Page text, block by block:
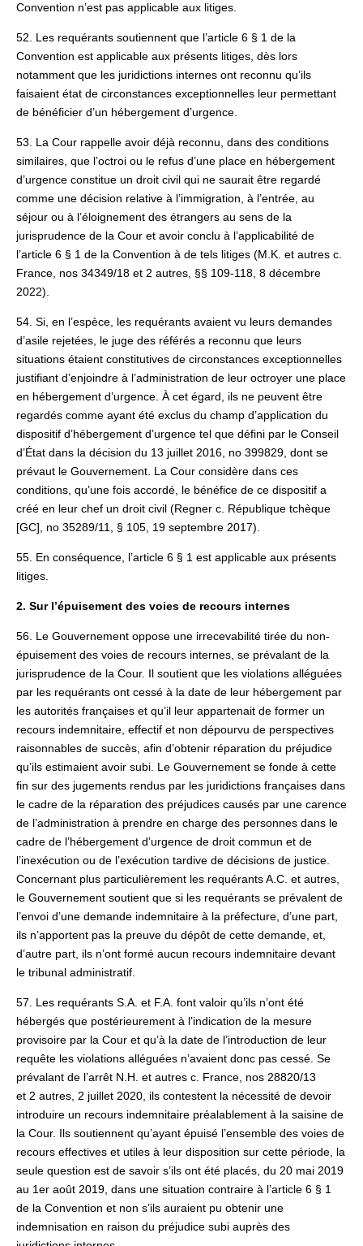
Convention n’est pas applicable aux litiges.
52. Les requérants soutiennent que l’article 6 § 1 de la
Convention est applicable aux présents litiges, dès lors
notamment que les juridictions internes ont reconnu qu’ils
faisaient état de circonstances exceptionnelles leur permettant
de bénéficier d’un hébergement d’urgence.
53. La Cour rappelle avoir déjà reconnu, dans des conditions
similaires, que l’octroi ou le refus d’une place en hébergement
d’urgence constitue un droit civil qui ne saurait être regardé
comme une décision relative à l’immigration, à l’entrée, au
séjour ou à l’éloignement des étrangers au sens de la
jurisprudence de la Cour et avoir conclu à l’applicabilité de
l’article 6 § 1 de la Convention à de tels litiges (M.K. et autres c.
France, nos 34349/18 et 2 autres, §§ 109-118, 8 décembre
2022).
54. Si, en l’espèce, les requérants avaient vu leurs demandes
d’asile rejetées, le juge des référés a reconnu que leurs
situations étaient constitutives de circonstances exceptionnelles
justifiant d’enjoindre à l’administration de leur octroyer une place
en hébergement d’urgence. À cet égard, ils ne peuvent être
regardés comme ayant été exclus du champ d’application du
dispositif d’hébergement d’urgence tel que défini par le Conseil
d’État dans la décision du 13 juillet 2016, no 399829, dont se
prévaut le Gouvernement. La Cour considère dans ces
conditions, qu’une fois accordé, le bénéfice de ce dispositif a
créé en leur chef un droit civil (Regner c. République tchèque
[GC], no 35289/11, § 105, 19 septembre 2017).
55. En conséquence, l’article 6 § 1 est applicable aux présents
litiges.
2. Sur l’épuisement des voies de recours internes
56. Le Gouvernement oppose une irrecevabilité tirée du non-
épuisement des voies de recours internes, se prévalant de la
jurisprudence de la Cour. Il soutient que les violations alléguées
par les requérants ont cessé à la date de leur hébergement par
les autorités françaises et qu’il leur appartenait de former un
recours indemnitaire, effectif et non dépourvu de perspectives
raisonnables de succès, afin d’obtenir réparation du préjudice
qu’ils estimaient avoir subi. Le Gouvernement se fonde à cette
fin sur des jugements rendus par les juridictions françaises dans
le cadre de la réparation des préjudices causés par une carence
de l’administration à prendre en charge des personnes dans le
cadre de l’hébergement d’urgence de droit commun et de
l’inexécution ou de l’exécution tardive de décisions de justice.
Concernant plus particulièrement les requérants A.C. et autres,
le Gouvernement soutient que si les requérants se prévalent de
l’envoi d’une demande indemnitaire à la préfecture, d’une part,
ils n’apportent pas la preuve du dépôt de cette demande, et,
d’autre part, ils n’ont formé aucun recours indemnitaire devant
le tribunal administratif.
57. Les requérants S.A. et F.A. font valoir qu’ils n’ont été
hébergés que postérieurement à l’indication de la mesure
provisoire par la Cour et qu’à la date de l’introduction de leur
requête les violations alléguées n’avaient donc pas cessé. Se
prévalant de l’arrêt N.H. et autres c. France, nos 28820/13
et 2 autres, 2 juillet 2020, ils contestent la nécessité de devoir
introduire un recours indemnitaire préalablement à la saisine de
la Cour. Ils soutiennent qu’ayant épuisé l’ensemble des voies de
recours effectives et utiles à leur disposition sur cette période, la
seule question est de savoir s’ils ont été placés, du 20 mai 2019
au 1er août 2019, dans une situation contraire à l’article 6 § 1
de la Convention et non s’ils auraient pu obtenir une
indemnisation en raison du préjudice subi auprès des